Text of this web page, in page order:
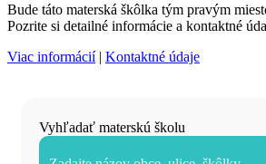
Bude táto materská škôlka tým pravým
Pozrite si detailné informácie a kontaktné
Viac informácií| Kontaktné údaje
Vyhľadať materskú školu